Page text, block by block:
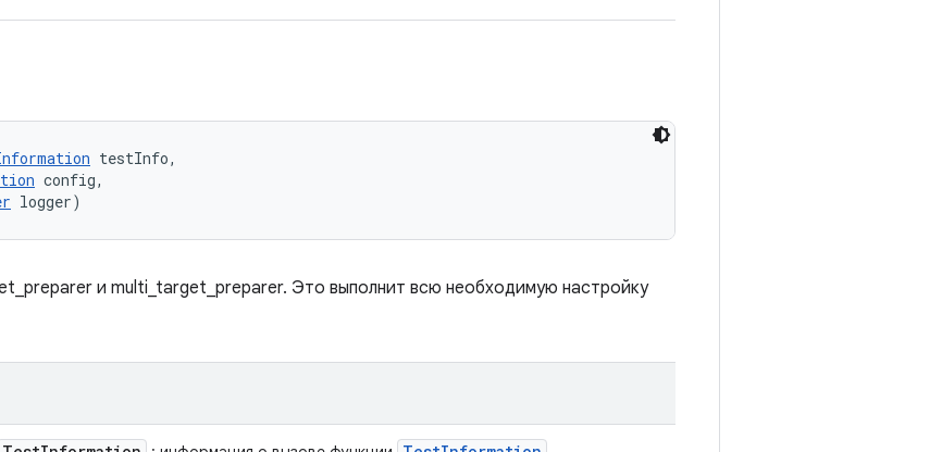
testInfo,
config,
logger)
и multi_target_preparer. Это выполнит всю необходимую настройку